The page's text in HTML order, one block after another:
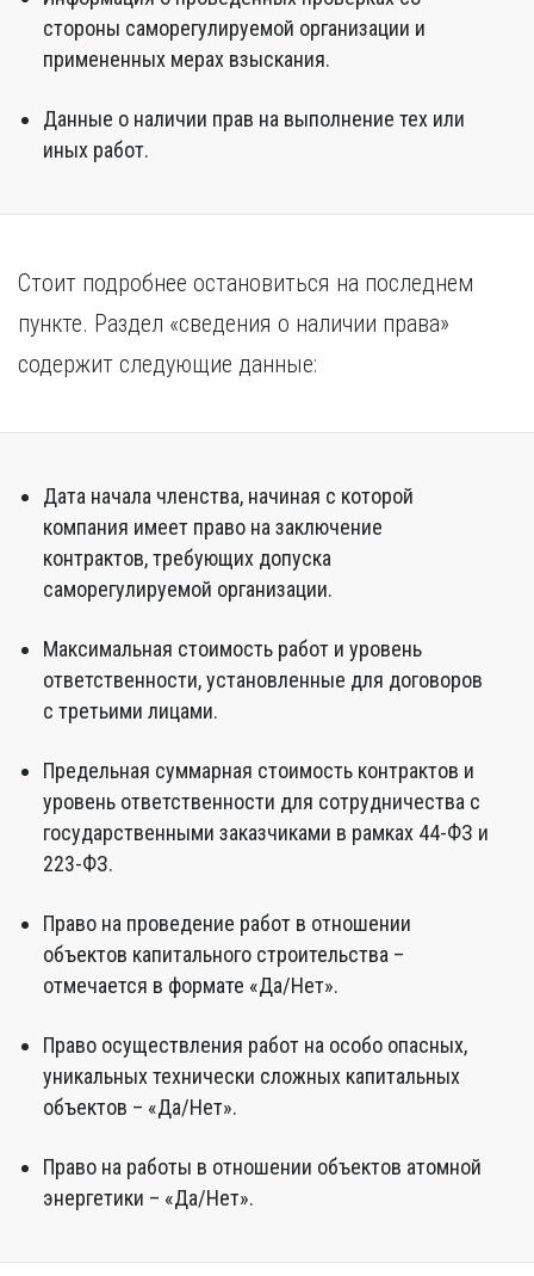
стороны саморегулируемой организации и
примененных мерах взыскания.
Данные о наличии прав на выполнение тех или
иных работ.
Стоит подробнее остановиться на последнем
пункте. Раздел «сведения о наличии права»
содержит следующие данные:
Дата начала членства, начиная с которой
компания имеет право на заключение
контрактов, требующих допуска
саморегулируемой организации.
Максимальная стоимость работ и уровень
ответственности, установленные для договоров
с третьими лицами.
Предельная суммарная стоимость контрактов и
уровень ответственности для сотрудничества с
государственными заказчиками в рамках 44-ФЗ и
223-ФЗ.
Право на проведение работ в отношении
объектов капитального строительства –
отмечается в формате «Да/Нет».
Право осуществления работ на особо опасных,
уникальных технически сложных капитальных
объектов – «Да/Нет».
Право на работы в отношении объектов атомной
энергетики – «Да/Нет».